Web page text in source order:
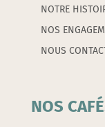
NOTRE
NOS
NOUS
NOS